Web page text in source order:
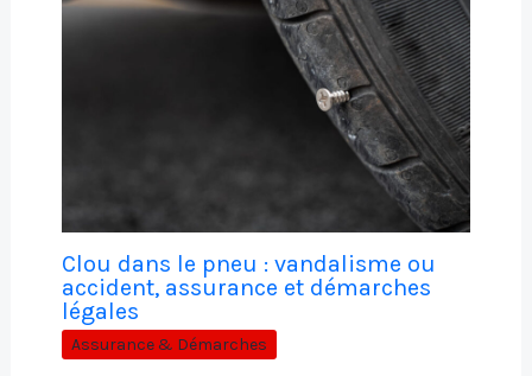
Clou dans le pneu : vandalisme ou
accident, assurance et démarches
légales
Assurance & Démarches